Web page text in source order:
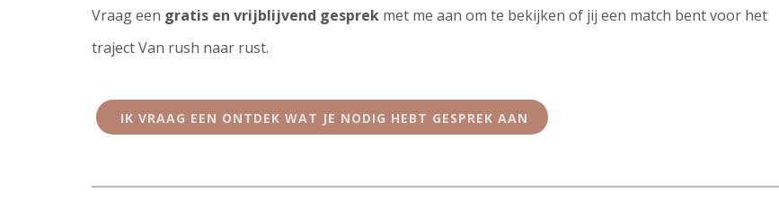
Vraag een gratis en vrijblijvend gesprek met me aan om te bekijken of jij een match bent voor het
traject Van rush naar rust.
IK VRAAG EEN ONTDEK WAT JE NODIG HEBT GESPREK AAN